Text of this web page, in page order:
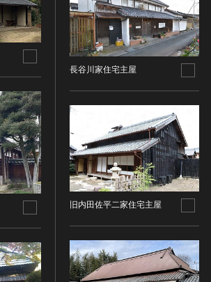
ベース
長谷川家住宅主屋
旧内田佐平二家住宅主屋
本]
）を選択
）を選択
財
）を選択